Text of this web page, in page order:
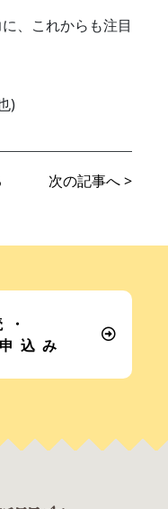
、これからも注目
)
次の記事へ >
込み